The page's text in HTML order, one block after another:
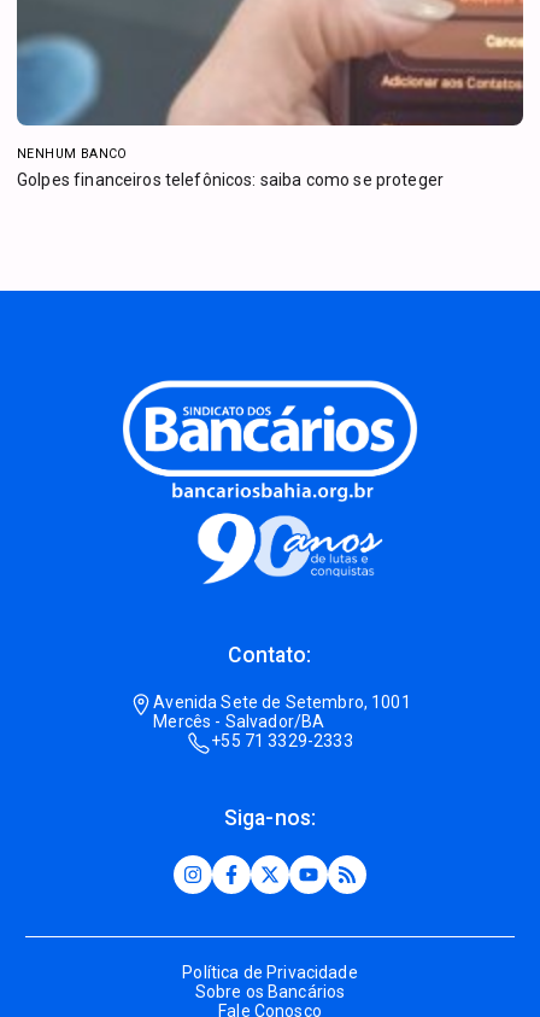
NENHUM BANCO
Golpes financeiros telefônicos: saiba como se proteger
Contato:
Avenida Sete de Setembro, 1001
Mercês - Salvador/BA
+55 71 3329-2333
Siga-nos:
Política de Privacidade
Sobre os Bancários
Fale Conosco